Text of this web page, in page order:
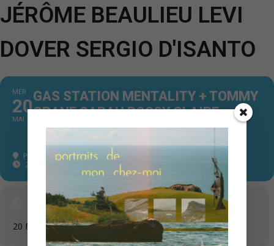
JÉRÔME BEAULIEU LEVI
DOVER SERGIO D'ISANTO
MER
20
MAI
GAS STATION MENTALITY + TOMMY
CRANE SARAH ROSSY CLAIRE
DEVLIN JÉRÔME BEAULIEU LEVI
DOVER SERGIO D'ISANTO
P'tit Ours, 5589 Ave. Du Parc
20 h 00 min - 10 h 23 min
(GMT-04:00)
Time
20 Mai 202620 h 00 min-10 h 23 min (GMT-04:00)